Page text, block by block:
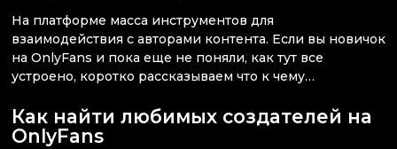
На платформе масса инструментов для
взаимодействия с авторами контента. Если вы новичок
на OnlyFans и пока еще не поняли, как тут все
устроено, коротко рассказываем что к чему…
Как найти любимых создателей на
OnlyFans